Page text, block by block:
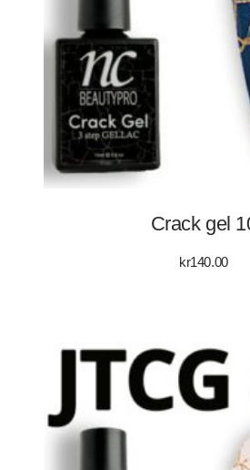
Crack gel
kr140.00